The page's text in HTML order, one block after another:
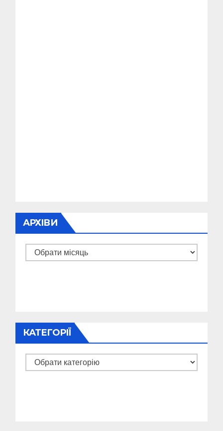
АРХІВИ
Архіви
КАТЕГОРІЇ
Категорії